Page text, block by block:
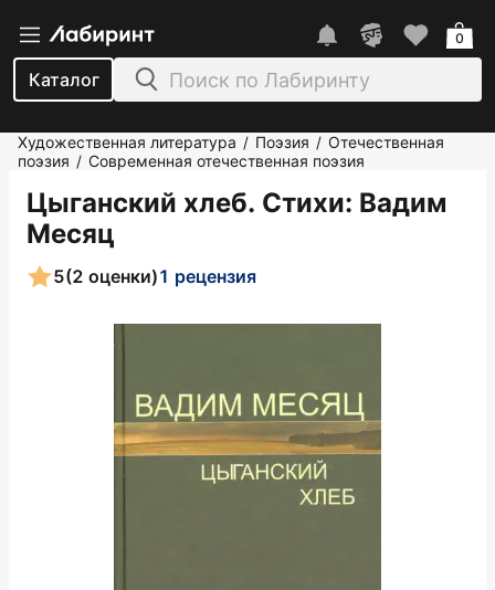
Каталог
0
Художественная литература / Поэзия / Отечественная
поэзия / Современная отечественная поэзия
Цыганский хлеб. Стихи: Вадим
Месяц
5(2 оценки)1 рецензия